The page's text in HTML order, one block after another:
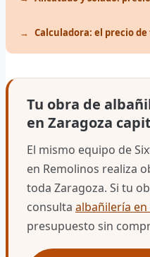
Calculadora: el precio
Tu obra de
en Zaragoza
El mismo equipo de
en Remolinos realiza
toda Zaragoza. Si tu
consulta albañilería en
presupuesto sin